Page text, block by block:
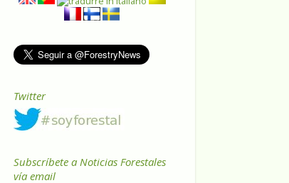
Twitter
Subscríbete a Noticias Forestales
vía email